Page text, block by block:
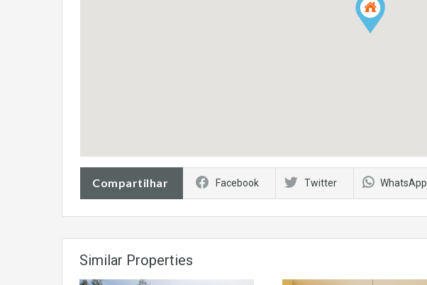
Compartilhar Facebook Twitter WhatsApp
Similar Properties